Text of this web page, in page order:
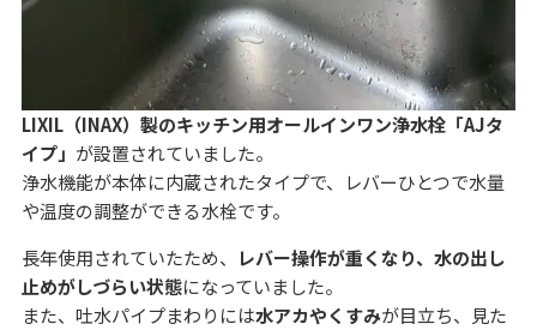
LIXIL（INAX）製のキッチン用オールインワン浄水栓「AJタ
イプ」 が設置されていました。
浄水機能が本体に内蔵されたタイプで、レバーひとつで水量
や温度の調整ができる水栓です。
長年使用されていたため、
レバー操作が重くなり、水の出し
止めがしづらい状態になっていました。
また、吐水パイプまわりには水アカやくすみが目立ち、見た